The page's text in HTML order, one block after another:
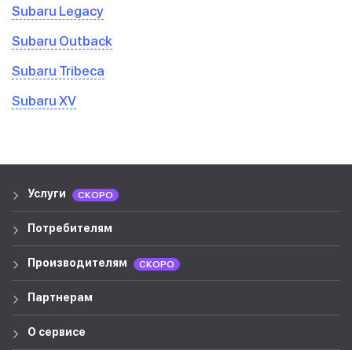
Subaru Legacy
Subaru Outback
Subaru Tribeca
Subaru XV
Услуги СКОРО
Потребителям
Производителям СКОРО
Партнерам
О сервисе